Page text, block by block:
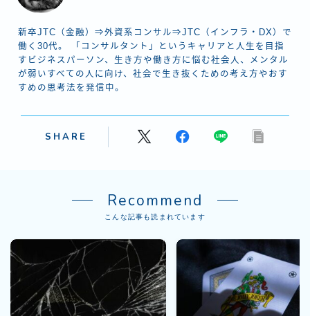
新卒JTC（金融）⇒外資系コンサル⇒JTC（インフラ・DX）で
働く30代。 「コンサルタント」というキャリアと人生を目指
すビジネスパーソン、生き方や働き方に悩む社会人、メンタル
が弱いすべての人に向け、社会で生き抜くための考え方やおす
すめの思考法を発信中。
SHARE
Recommend
こんな記事も読まれています